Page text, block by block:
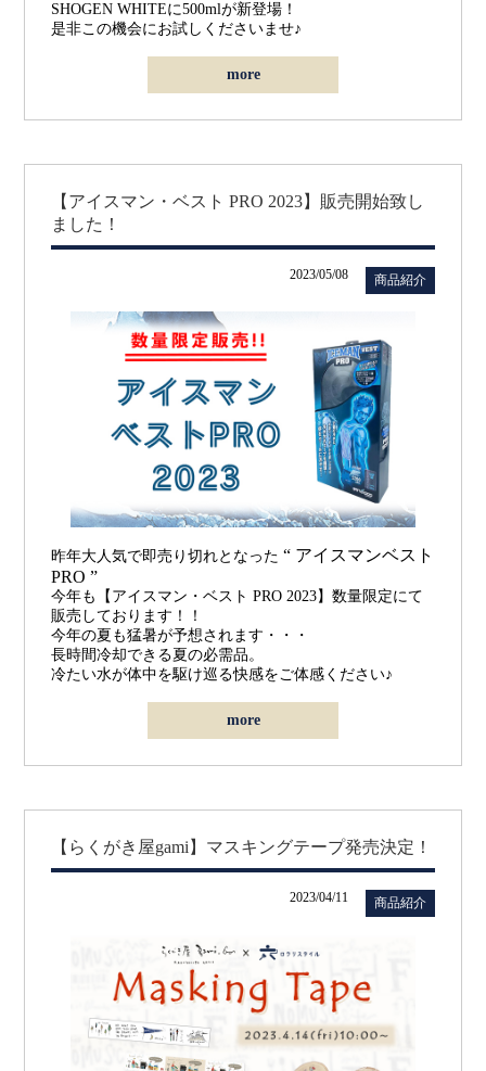
SHOGEN WHITEに500mlが新登場！
是非この機会にお試しくださいませ♪
more
【アイスマン・ベスト PRO 2023】販売開始致し
ました！
2023/05/08 商品紹介
昨年大人気で即売り切れとなった “ アイスマンベスト
PRO ”
今年も【アイスマン・ベスト PRO 2023】数量限定にて
販売しております！！
今年の夏も猛暑が予想されます・・・
長時間冷却できる夏の必需品。
冷たい水が体中を駆け巡る快感をご体感ください♪
more
【らくがき屋gami】マスキングテープ発売決定！
2023/04/11 商品紹介